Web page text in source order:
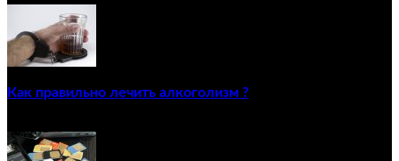
Как правильно лечить алкоголизм ?